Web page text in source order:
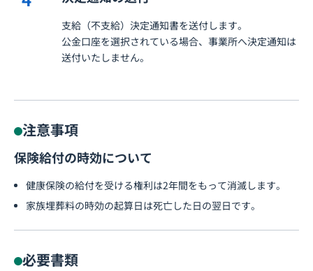
支給（不支給）決定通知書を送付します。
公金口座を選択されている場合、事業所へ決定通知は
送付いたしません。
注意事項
保険給付の時効について
健康保険の給付を受ける権利は2年間をもって消滅します。
家族埋葬料の時効の起算日は死亡した日の翌日です。
必要書類